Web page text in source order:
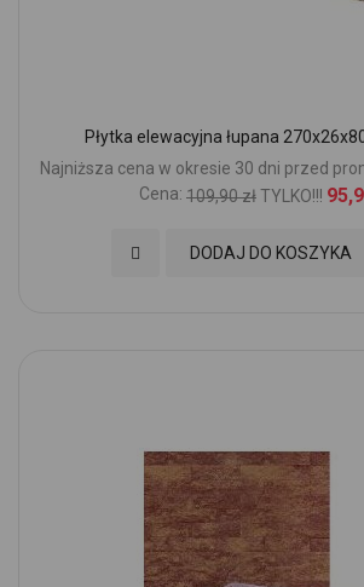
Płytka elewacyjna łupana
Najniższa cena w okresie 30 dni przed
Cena: 109,90 złTYLKO!!!
DODAJ DO KOSZYKA
Dodaj do Ulubionych